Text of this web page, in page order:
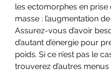
les ectomorphes en prise
masse : l’augmentation de
Assurez-vous d’avoir
d’autant d’énergie pour
poids. Si ce n’est pas le
trouverez d’autres